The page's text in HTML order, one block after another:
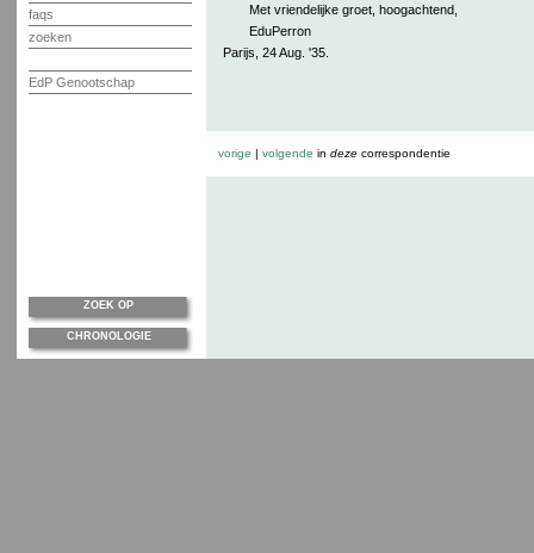
faqs
zoeken
EdP Genootschap
Met vriendelijke groet, hoogachtend,
EduPerron
Parijs, 24 Aug. '35.
vorige | volgende in dezecorrespondentie
ZOEK OP
CHRONOLOGIE